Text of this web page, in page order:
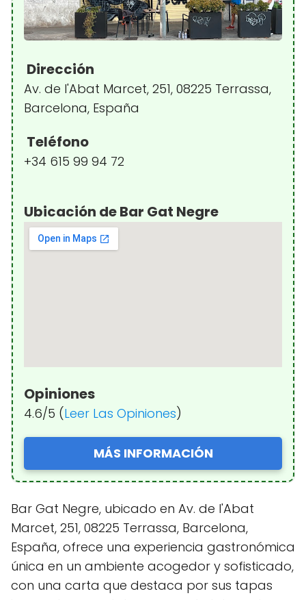
Dirección
Av. de l'Abat Marcet, 251, 08225 Terrassa,
Barcelona, España
Teléfono
+34 615 99 94 72
Ubicación de Bar Gat Negre
Opiniones
4.6/5 (Leer Las Opiniones)
MÁS INFORMACIÓN
Bar Gat Negre, ubicado en Av. de l'Abat
Marcet, 251, 08225 Terrassa, Barcelona,
España, ofrece una experiencia gastronómica
única en un ambiente acogedor y sofisticado,
con una carta que destaca por sus tapas